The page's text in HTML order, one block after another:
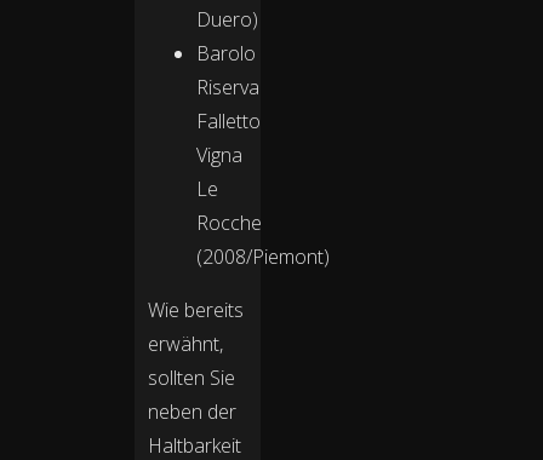
Duero)
Barolo
Riserva
Falletto
Vigna
Le
Rocche
(2008/Piemont)
Wie bereits
erwähnt,
sollten Sie
neben der
Haltbarkeit